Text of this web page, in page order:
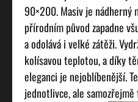
90×200. Masiv je
přírodním původ zapadne
a odolává i velké zátěži.
kolísavou teplotou, a díky
eleganci je nejoblíbenější.
jednotlivce, ale